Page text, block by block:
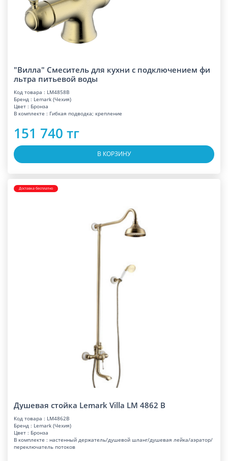
"Вилла" Смеситель для кухни с подключением фи
льтра питьевой воды
Код товара : LM4858B
Бренд : Lemark (Чехия)
Цвет : Бронза
В комплекте : Гибкая подводка; крепление
151 740 тг
В КОРЗИНУ
Доставка бесплатно
Душевая стойка Lemark Villa LM 4862 B
Код товара : LM4862B
Бренд : Lemark (Чехия)
Цвет : Бронза
В комплекте : настенный держатель/душевой шланг/душевая лейка/аэратор/
переключатель потоков